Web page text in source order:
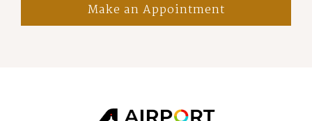
Make an Appointment